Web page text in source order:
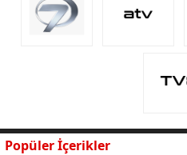
Popüler İçerikler